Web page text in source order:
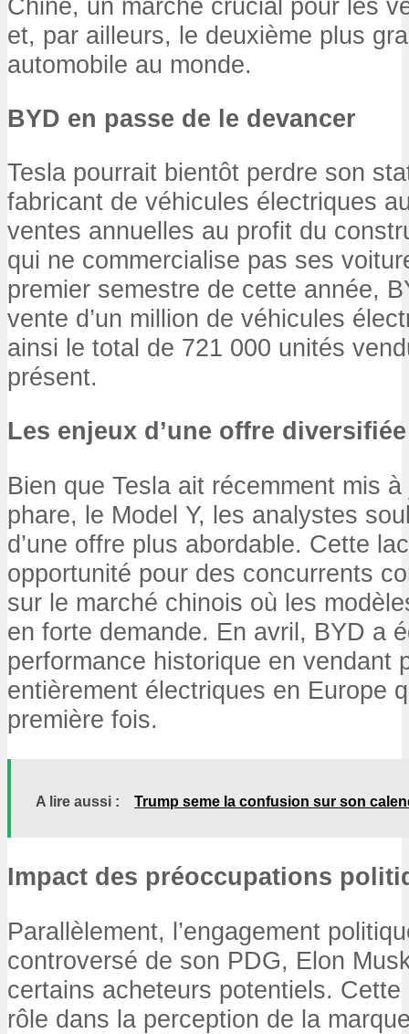
Chine, un marché crucial pour les
et, par ailleurs, le deuxième plus
automobile au monde.
BYD en passe de le devancer
Tesla pourrait bientôt perdre son
fabricant de véhicules électriques
ventes annuelles au profit du
qui ne commercialise pas ses
premier semestre de cette année,
vente d’un million de véhicules
ainsi le total de 721 000 unités
présent.
Les enjeux d’une offre diversifiée
Bien que Tesla ait récemment mis
phare, le Model Y, les analystes
d’une offre plus abordable. Cette
opportunité pour des concurrents
sur le marché chinois où les
en forte demande. En avril, BYD a
performance historique en vendant
entièrement électriques en Europe
première fois.
A lire aussi : Trump seme la confusion sur son
Impact des préoccupations
Parallèlement, l’engagement
controversé de son PDG, Elon
certains acheteurs potentiels.
rôle dans la perception de la